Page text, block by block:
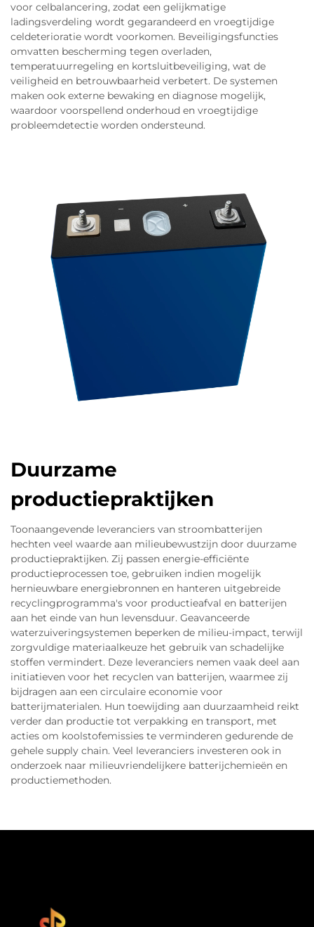
voor celbalancering, zodat een gelijkmatige
ladingsverdeling wordt gegarandeerd en vroegtijdige
celdeterioratie wordt voorkomen. Beveiligingsfuncties
omvatten bescherming tegen overladen,
temperatuurregeling en kortsluitbeveiliging, wat de
veiligheid en betrouwbaarheid verbetert. De systemen
maken ook externe bewaking en diagnose mogelijk,
waardoor voorspellend onderhoud en vroegtijdige
probleemdetectie worden ondersteund.
Duurzame
productiepraktijken
Toonaangevende leveranciers van stroombatterijen
hechten veel waarde aan milieubewustzijn door duurzame
productiepraktijken. Zij passen energie-efficiënte
productieprocessen toe, gebruiken indien mogelijk
hernieuwbare energiebronnen en hanteren uitgebreide
recyclingprogramma's voor productieafval en batterijen
aan het einde van hun levensduur. Geavanceerde
waterzuiveringsystemen beperken de milieu-impact, terwijl
zorgvuldige materiaalkeuze het gebruik van schadelijke
stoffen vermindert. Deze leveranciers nemen vaak deel aan
initiatieven voor het recyclen van batterijen, waarmee zij
bijdragen aan een circulaire economie voor
batterijmaterialen. Hun toewijding aan duurzaamheid reikt
verder dan productie tot verpakking en transport, met
acties om koolstofemissies te verminderen gedurende de
gehele supply chain. Veel leveranciers investeren ook in
onderzoek naar milieuvriendelijkere batterijchemieën en
productiemethoden.